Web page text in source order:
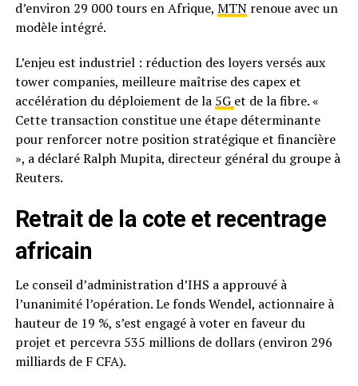
d’environ 29 000 tours en Afrique, MTNrenoue avec un
modèle intégré.
L’enjeu est industriel : réduction des loyers versés aux
tower companies, meilleure maîtrise des capex et
accélération du déploiement de la 5G et de la fibre. «
Cette transaction constitue une étape déterminante
pour renforcer notre position stratégique et financière
», a déclaré Ralph Mupita, directeur général du groupe à
Reuters.
Retrait de la cote et recentrage
africain
Le conseil d’administration d’IHS a approuvé à
l’unanimité l’opération. Le fonds Wendel, actionnaire à
hauteur de 19 %, s’est engagé à voter en faveur du
projet et percevra 535 millions de dollars (environ 296
milliards de F CFA).